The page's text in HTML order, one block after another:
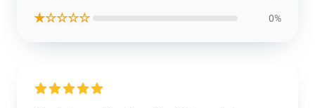
★☆☆☆☆ 0%